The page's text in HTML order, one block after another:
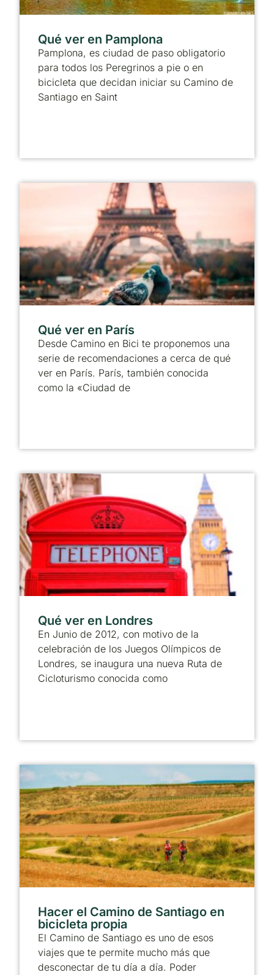
Qué ver en Pamplona
Pamplona, es ciudad de paso obligatorio
para todos los Peregrinos a pie o en
bicicleta que decidan iniciar su Camino de
Santiago en Saint
Qué ver en París
Desde Camino en Bici te proponemos una
serie de recomendaciones a cerca de qué
ver en París. París, también conocida
como la «Ciudad de
Qué ver en Londres
En Junio de 2012, con motivo de la
celebración de los Juegos Olímpicos de
Londres, se inaugura una nueva Ruta de
Cicloturismo conocida como
Hacer el Camino de Santiago en
bicicleta propia
El Camino de Santiago es uno de esos
viajes que te permite mucho más que
desconectar de tu día a día. Poder